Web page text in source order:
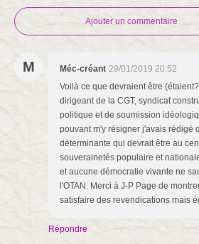
Ajouter un commentaire
M Méc-créant 29/01/2019 20:52
Voilà ce que devraient être
dirigeant de la CGT, syndicat
politique et de soumission
pouvant m'y résigner j'avais rédigé
déterminante qui devrait être au
souverainetés populaire et
et aucune démocratie vivante ne
l'OTAN. Merci à J-P Page de
satisfaire des revendications mais
Répondre